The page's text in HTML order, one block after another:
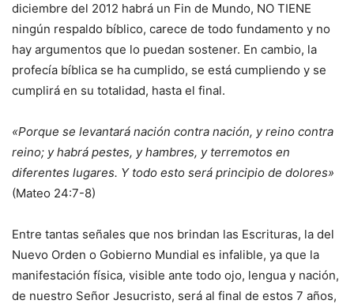
diciembre del 2012 habrá un Fin de Mundo, NO TIENE
ningún respaldo bíblico, carece de todo fundamento y no
hay argumentos que lo puedan sostener. En cambio, la
profecía bíblica se ha cumplido, se está cumpliendo y se
cumplirá en su totalidad, hasta el final.
«Porque se levantará nación contra nación, y reino contra
reino; y habrá pestes, y hambres, y terremotos en
diferentes lugares. Y todo esto será principio de dolores»
(Mateo 24:7-8)
Entre tantas señales que nos brindan las Escrituras, la del
Nuevo Orden o Gobierno Mundial es infalible, ya que la
manifestación física, visible ante todo ojo, lengua y nación,
de nuestro Señor Jesucristo, será al final de estos 7 años,